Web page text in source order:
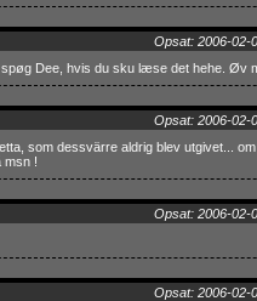
Opsat: 2006-02-
spøg Dee, hvis du sku læse det hehe. Øv
Opsat: 2006-02-
som dessvärre aldrig blev utgivet...
msn !
Opsat: 2006-02-
Opsat: 2006-02-